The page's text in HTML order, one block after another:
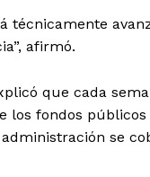
técnicamente
afirmó.
que cada
los fondos
se